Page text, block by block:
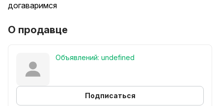
догаваримся
О продавце
Объявлений: undefined
Подписаться